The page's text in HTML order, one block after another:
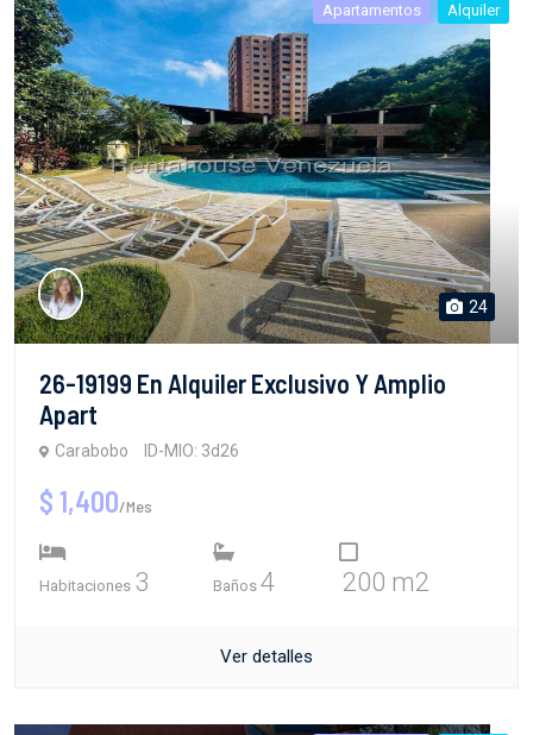
Apartamentos Alquiler
24
26-19199 En Alquiler Exclusivo Y Amplio
Apart
Carabobo ID-MIO: 3d26
$ 1,400/Mes
Habitaciones 3 Baños 4 200 m2
Ver detalles